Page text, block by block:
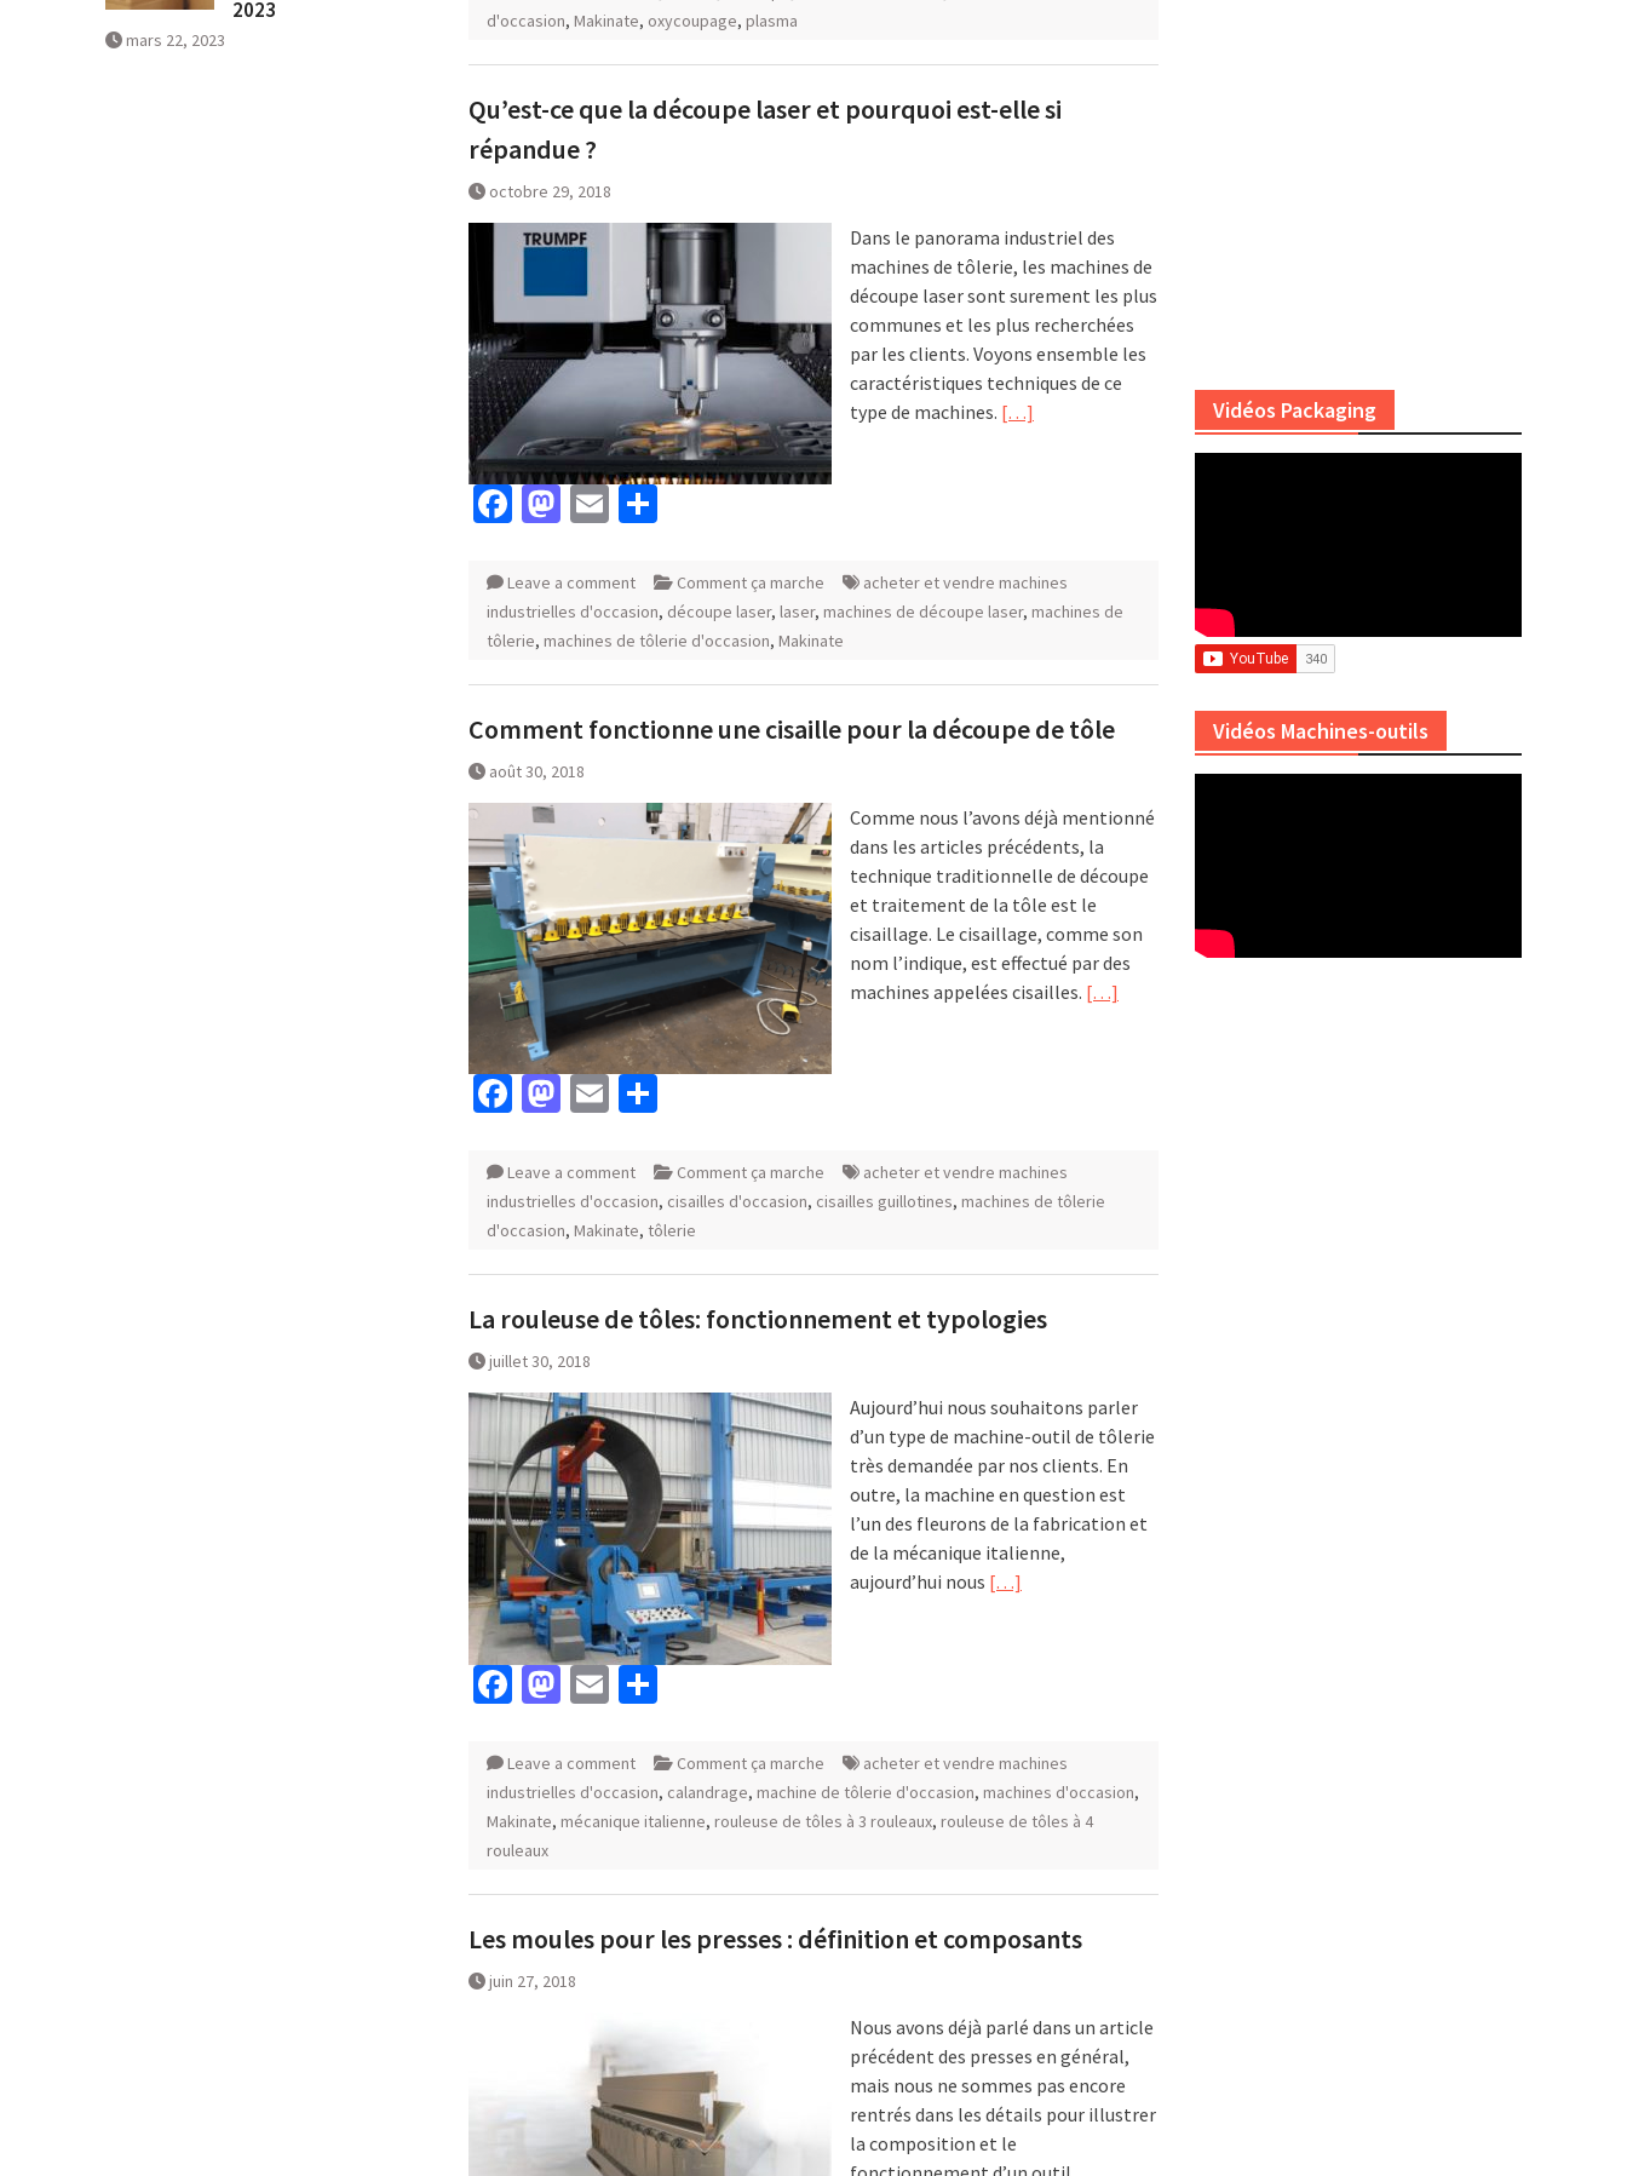
d'occasion, Makinate, oxycoupage, plasma
Qu’est-ce que la découpe laser et pourquoi est-elle si
répandue ?
octobre 29, 2018
Dans le panorama industriel des
machines de tôlerie, les machines de
découpe laser sont surement les plus
communes et les plus recherchées
par les clients. Voyons ensemble les
caractéristiques techniques de ce
type de machines. […]
Facebook
Mastodon
Email
Leave a comment Comment ça marche
acheter et vendre machines
industrielles d'occasion, découpe laser, laser, machines de découpe laser, machines de
tôlerie, machines de tôlerie d'occasion, Makinate
Comment fonctionne une cisaille pour la découpe de tôle
août 30, 2018
Comme nous l’avons déjà mentionné
dans les articles précédents, la
technique traditionnelle de découpe
et traitement de la tôle est le
cisaillage. Le cisaillage, comme son
nom l’indique, est effectué par des
machines appelées cisailles. […]
Facebook
Mastodon
Email
Leave a comment Comment ça marche
acheter et vendre machines
industrielles d'occasion, cisailles d'occasion, cisailles guillotines, machines de tôlerie
d'occasion, Makinate, tôlerie
La rouleuse de tôles: fonctionnement et typologies
juillet 30, 2018
Aujourd’hui nous souhaitons parler
d’un type de machine-outil de tôlerie
très demandée par nos clients. En
outre, la machine en question est
l’un des fleurons de la fabrication et
de la mécanique italienne,
aujourd’hui nous […]
Facebook
Mastodon
Email
Leave a comment Comment ça marche
acheter et vendre machines
industrielles d'occasion, calandrage, machine de tôlerie d'occasion, machines d'occasion,
Makinate, mécanique italienne, rouleuse de tôles à 3 rouleaux, rouleuse de tôles à 4
rouleaux
Les moules pour les presses : définition et composants
juin 27, 2018
Nous avons déjà parlé dans un article
précédent des presses en général,
mais nous ne sommes pas encore
rentrés dans les détails pour illustrer
la composition et le
Vidéos Packaging
Vidéos Machines-outils
2023
mars 22, 2023